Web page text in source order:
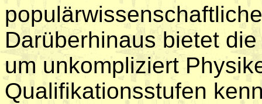
Darüberhinaus bietet
um unkompliziert
Qualifikationsstufen